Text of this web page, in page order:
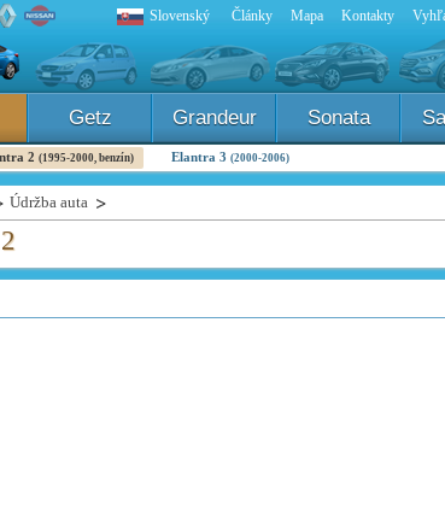
Slovenský Články Mapa Kontakty
Getz Grandeur Sonata
2 (1995-2000, benzín) Elantra 3 (2000-2006)
Údržba auta